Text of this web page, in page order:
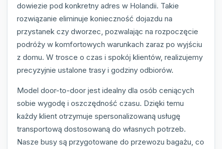
dowiezie pod konkretny adres w Holandii. Takie
rozwiązanie eliminuje konieczność dojazdu na
przystanek czy dworzec, pozwalając na rozpoczęcie
podróży w komfortowych warunkach zaraz po wyjściu
z domu. W trosce o czas i spokój klientów, realizujemy
precyzyjnie ustalone trasy i godziny odbiorów.
Model door-to-door jest idealny dla osób ceniących
sobie wygodę i oszczędność czasu. Dzięki temu
każdy klient otrzymuje spersonalizowaną usługę
transportową dostosowaną do własnych potrzeb.
Nasze busy są przygotowane do przewozu bagażu, co